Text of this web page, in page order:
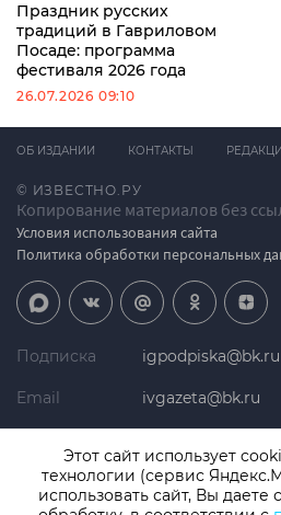
Праздник русских
традиций в Гавриловом
Посаде: программа
фестиваля 2026 года
26.07.2026 09:10
© ИЗВЕСТНО.РУ
Копирование материалов без
Условия использования сайта
Политика обработки персональных
ОБ ИЗДАНИИ КОНТАКТЫ
Подписка igpodpiska@bk.ru
Email ivgazeta@bk.ru
Телефон +7 (4932) 41-94-81
Этот сайт использует
технологии (сервис
использовать сайт, Вы даете